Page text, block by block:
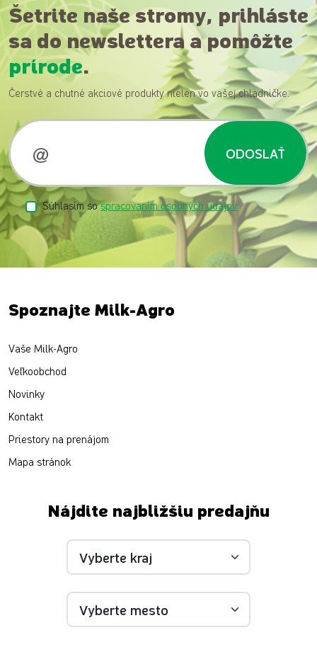
Šetrite naše stromy, prihláste
sa do newslettera a pomôžte
prírode.
Čerstvé a chutné akciové produkty nielen vo vašej chladničke.
ODOSLAŤ
Súhlasím sospracovaním osobných údajov
Spoznajte Milk-Agro
Vaše Milk-Agro
Veľkoobchod
Novinky
Kontakt
Priestory na prenájom
Mapa stránok
Nájdite najbližšiu predajňu